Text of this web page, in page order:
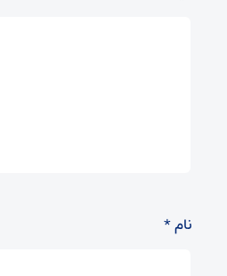
نام*